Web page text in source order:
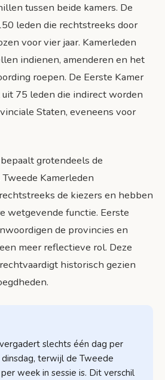
tussen beide kamers. De
leden die rechtstreeks door
voor vier jaar. Kamerleden
indienen, amenderen en het
roepen. De Eerste Kamer
75 leden die indirect worden
Staten, eveneens voor
grotendeels de
Kamerleden
de kiezers en hebben
wetgevende functie. Eerste
de provincies en
meer reflectieve rol. Deze
historisch gezien
slechts één dag per
terwijl de Tweede
week in sessie is. Dit verschil